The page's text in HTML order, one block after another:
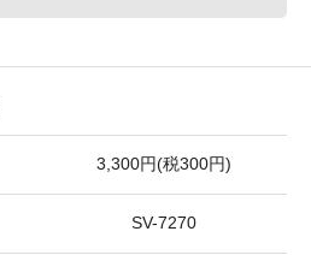
3,300円(税300円)
SV-7270